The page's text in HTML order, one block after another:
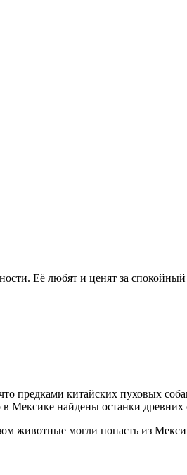
Её любят и ценят за
предками китайских пуховых
Мексике найдены останки
животные могли попасть из